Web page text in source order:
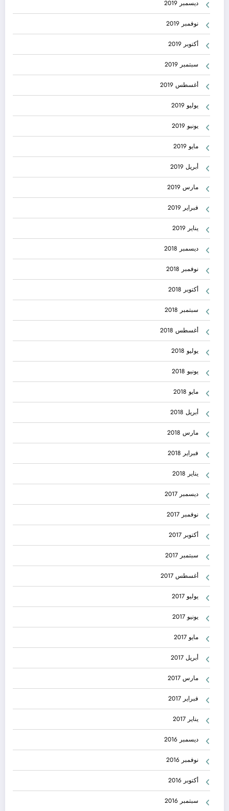
ديسمبر 2019
نوفمبر 2019
أكتوبر 2019
سبتمبر 2019
أغسطس 2019
يوليو 2019
يونيو 2019
مايو 2019
أبريل 2019
مارس 2019
فبراير 2019
يناير 2019
ديسمبر 2018
نوفمبر 2018
أكتوبر 2018
سبتمبر 2018
أغسطس 2018
يوليو 2018
يونيو 2018
مايو 2018
أبريل 2018
مارس 2018
فبراير 2018
يناير 2018
ديسمبر 2017
نوفمبر 2017
أكتوبر 2017
سبتمبر 2017
أغسطس 2017
يوليو 2017
يونيو 2017
مايو 2017
أبريل 2017
مارس 2017
فبراير 2017
يناير 2017
ديسمبر 2016
نوفمبر 2016
أكتوبر 2016
سبتمبر 2016